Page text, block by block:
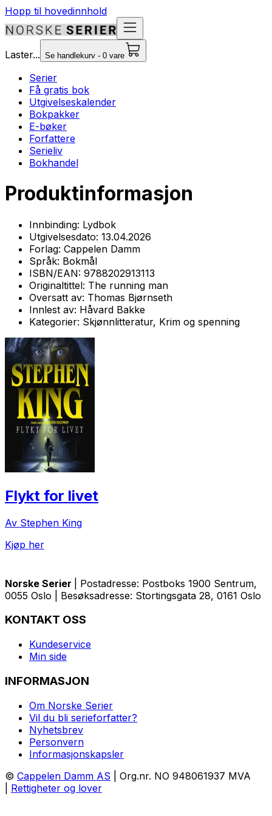
Hopp til hovedinnhold
Laster... Se handlekurv - 0 vare
Serier
Få gratis bok
Utgivelseskalender
Bokpakker
E-bøker
Forfattere
Serieliv
Bokhandel
Produktinformasjon
Innbinding: Lydbok
Utgivelsesdato: 13.04.2026
Forlag: Cappelen Damm
Språk: Bokmål
ISBN/EAN: 9788202913113
Originaltittel: The running man
Oversatt av: Thomas Bjørnseth
Innlest av: Håvard Bakke
Kategorier: Skjønnlitteratur, Krim og spenning
Flykt for livet
Av Stephen King
Kjøp her
Norske Serier
| Postadresse: Postboks 1900 Sentrum,
0055 Oslo | Besøksadresse: Stortingsgata 28, 0161 Oslo
KONTAKT OSS
Kundeservice
Min side
INFORMASJON
Om Norske Serier
Vil du bli serieforfatter?
Nyhetsbrev
Personvern
Informasjonskapsler
© Cappelen Damm AS | Org.nr. NO 948061937 MVA
Rettigheter og lover